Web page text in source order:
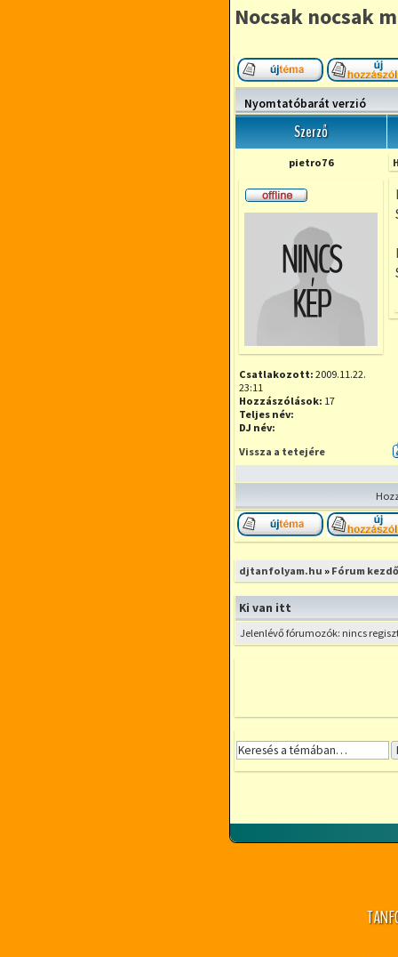
Nocsak nocsak
Új téma nyitása
Nyomtatóbarát verzió
Szerző
pietro76
Offline
Csatlakozott: 2009.11.22.
23:11
Hozzászólások: 17
Teljes név:
DJ név:
Vissza a tetejére
Új téma nyitása
djtanfolyam.hu » Fórum
Ki van itt
Jelenlévő fórumozók: nincs